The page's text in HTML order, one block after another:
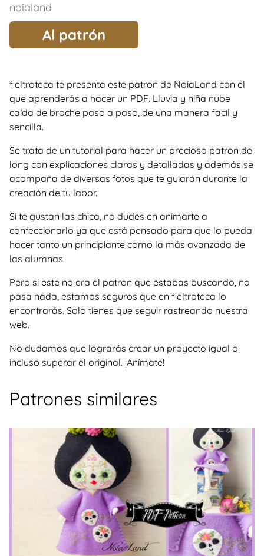
noialand
Al patrón
fieltroteca te presenta este patron de NoiaLand con el
que aprenderás a hacer un PDF. Lluvia y niña nube
caída de broche paso a paso, de una manera facil y
sencilla.
Se trata de un tutorial para hacer un precioso patron de
long con explicaciones claras y detalladas y además se
acompaña de diversas fotos que te guiarán durante la
creación de tu labor.
Si te gustan las chica, no dudes en animarte a
confeccionarlo ya que está pensado para que lo pueda
hacer tanto un principiante como la más avanzada de
las alumnas.
Pero si este no era el patron que estabas buscando, no
pasa nada, estamos seguros que en fieltroteca lo
encontrarás. Solo tienes que seguir rastreando nuestra
web.
No dudamos que lograrás crear un proyecto igual o
incluso superar el original. ¡Anímate!
Patrones similares